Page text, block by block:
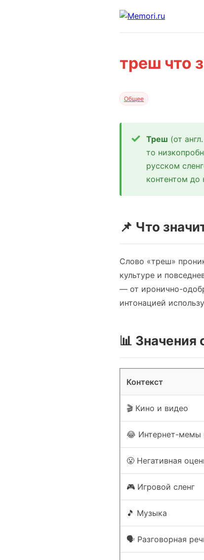
треш что
Общее
Треш (от англ.
то
русском
контентом до
📌 Что
Слово «треш»
культуре и
— от иронично-
интонацией
📊 Значения
Контекст
🎬 Кино и видео
😂 Интернет-
😤 Негативная
🎮 Игровой сленг
🎵 Музыка
🗣️ Разговорная